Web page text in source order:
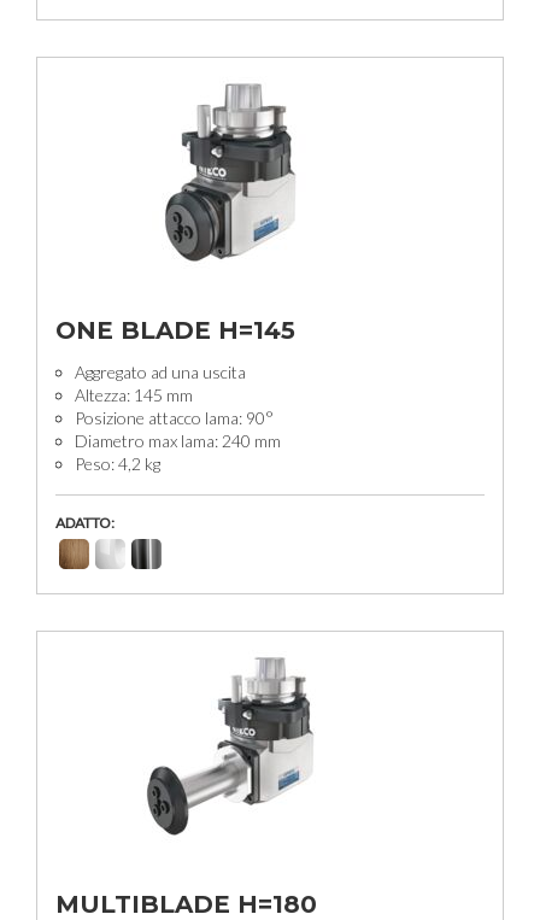
ONE BLADE H=145
Aggregato ad una uscita
Altezza: 145 mm
Posizione attacco lama: 90°
Diametro max lama: 240 mm
Peso: 4,2 kg
ADATTO:
MULTIBLADE H=180